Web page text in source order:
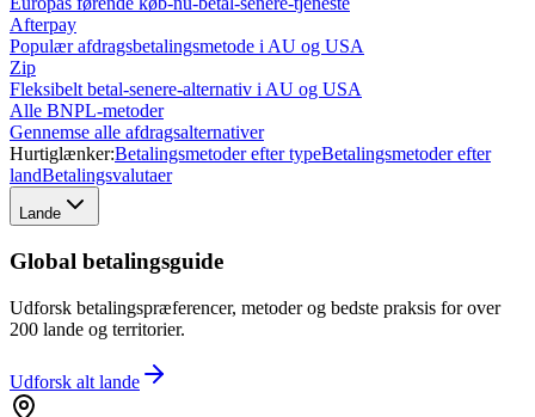
Afterpay
Populær afdragsbetalingsmetode i AU og USA
Zip
Fleksibelt betal-senere-alternativ i AU og USA
Alle BNPL-metoder
Gennemse alle afdragsalternativer
Hurtiglænker:Betalingsmetoder efter typeBetalingsmetoder efter
landBetalingsvalutaer
Lande
Global betalingsguide
Udforsk betalingspræferencer, metoder og bedste praksis for over
200 lande og territorier.
Udforsk alt lande